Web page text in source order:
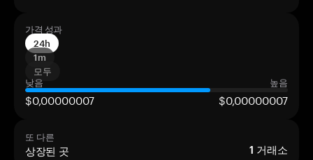
가격 성과
24h
1m
모두
낮음
높음
$0,00000007 $0,00000007
또 다른
상장된 곳 1 거래소